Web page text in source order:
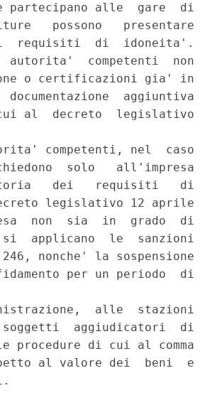
partecipano alle  gare  di
possono   presentare
requisiti  di  idoneita'.
autorita'  competenti  non
o certificazioni gia' in
aggiuntiva
al  decreto  legislativo
competenti, nel  caso
solo   all'impresa
dei   requisiti   di
legislativo 12 aprile
non  sia  in  grado  di
applicano  le  sanzioni
nonche' la sospensione
per un periodo  di
alle  stazioni
aggiudicatori  di
procedure di cui al comma
al valore dei  beni  e